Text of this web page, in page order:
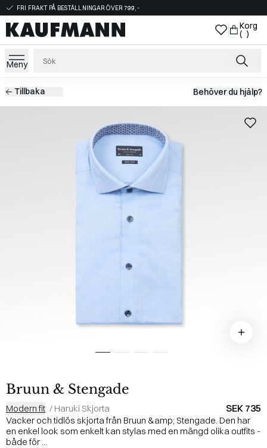
FRI FRAKT PÅ BESTÄLLNINGAR ÖVER 799,-
Korg
( )
Meny
Tillbaka Behöver du hjälp?
Bruun & Stengade
Modern fit / Haruki Skjorta SEK 735
Vacker och tidlös skjorta från Bruun &amp; Stengade. Den har
en enkel look som enkelt kan stylas med en mängd olika outfits -
både för ...